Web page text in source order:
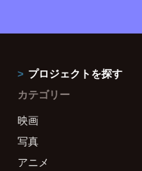
プロジェクトを探す
カテゴリー
映画
写真
アニメ